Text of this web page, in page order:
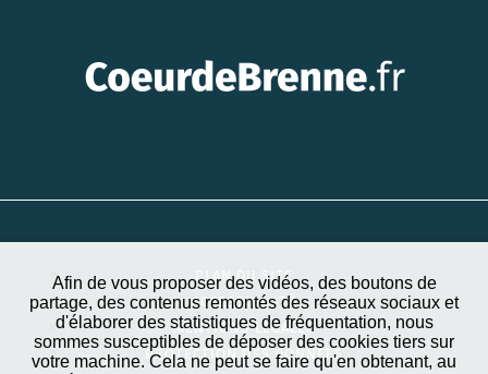
Afin de vous proposer des vidéos, des boutons de
partage, des contenus remontés des réseaux sociaux et
d'élaborer des statistiques de fréquentation, nous
sommes susceptibles de déposer des cookies tiers sur
votre machine. Cela ne peut se faire qu'en obtenant, au
PLAN DU SITE
ACCESSIBILITÉ
MENTIONS LÉGALES
PROTECTION DES DONNÉES